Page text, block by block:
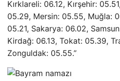
Kırklareli: 06.12, Kırşehir:
05.29, Mersin: 05.55, Muğla:
05.21, Sakarya: 06.02,
Kirdağ: 06.13, Tokat: 05.39,
Zonguldak: 05.55.”